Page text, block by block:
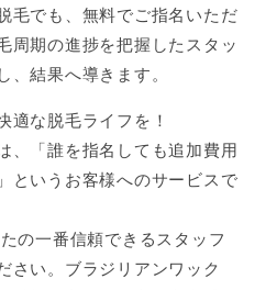
毛でも、無料でご指名いただ
周期の進捗を把握したスタッ
、結果へ導きます。
適な脱毛ライフを！
、「誰を指名しても追加費用
というお客様へのサービスで
の一番信頼できるスタッフ
さい。ブラジリアンワック